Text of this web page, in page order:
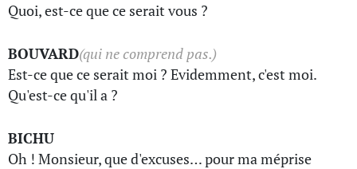
Quoi, est-ce que ce serait vous ?
BOUVARD(qui ne comprend pas.)
Est-ce que ce serait moi ? Evidemment, c'est moi.
Qu'est-ce qu'il a ?
BICHU
Oh ! Monsieur, que d'excuses… pour ma méprise